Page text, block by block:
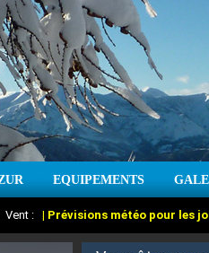
EQUIPEMENTS
Vent : | Prévisions météo pour les